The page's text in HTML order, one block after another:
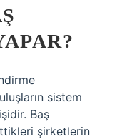
sistem
Baş
şirketlerin